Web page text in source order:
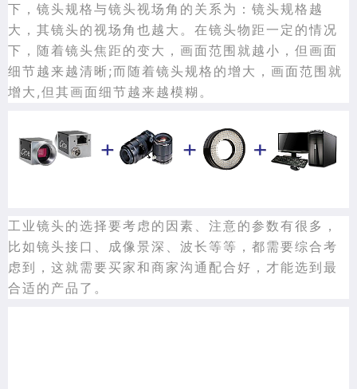
下，镜头规格与镜头视场角的关系为：镜头规格越
大，其镜头的视场角也越大。在镜头物距一定的情况
下，随着镜头焦距的变大，画面范围就越小，但画面
细节越来越清晰;而随着镜头规格的增大，画面范围就
增大,但其画面细节越来越模糊。
工业镜头的选择要考虑的因素、注意的参数有很多，
比如镜头接口、成像景深、波长等等，都需要综合考
虑到，这就需要买家和商家沟通配合好，才能选到最
合适的产品了。